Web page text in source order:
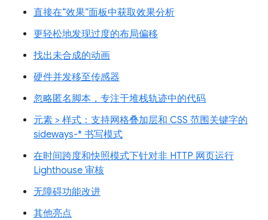
直接在“效果”面板中获取效果分析
更轻松地发现过度的布局偏移
找出未合成的动画
硬件并发移至传感器
忽略匿名脚本，专注于堆栈轨迹中的代码
元素 > 样式：支持网格叠加层和 CSS 范围关键字的
sideways-* 书写模式
在时间跨度和快照模式下针对非 HTTP 网页运行
Lighthouse 审核
无障碍功能改进
其他亮点